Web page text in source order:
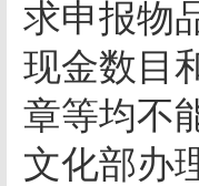
求申报物
现金数目
章等均不
文化部办